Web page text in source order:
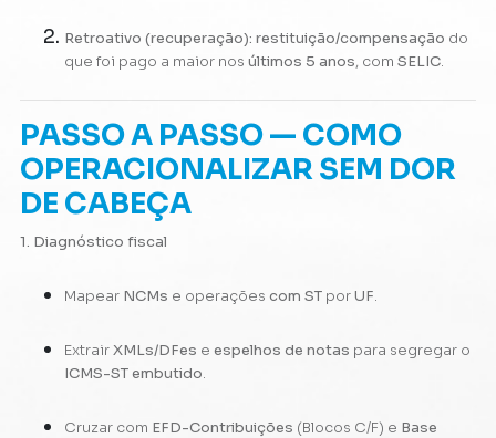
Retroativo (recuperação): restituição/compensação do
que foi pago a maior nos últimos 5 anos, com SELIC.
PASSO A PASSO — COMO
OPERACIONALIZAR SEM DOR
DE CABEÇA
1. Diagnóstico fiscal
Mapear NCMs e operações com ST porUF.
ExtrairXMLs/DFes e espelhos de notas para segregar o
ICMS-ST embutido.
Cruzar com EFD-Contribuições (Blocos C/F) e Base